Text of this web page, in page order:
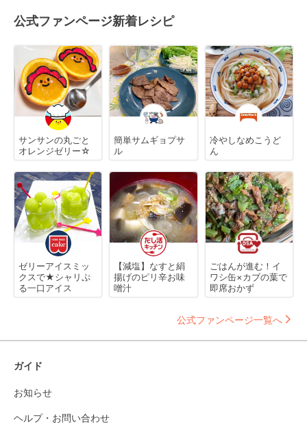
公式ファンページ新着レシピ
サンサンの丸ごと
オレンジゼリー☆
簡単サムギョプサ
ル
冷やしなめこうど
ん
ゼリーアイスミッ
クスで★シャリぷ
る一口アイス
【減塩】なすと絹
揚げのピリ辛お味
噌汁
ごはんが進む！イ
ワシ缶×カブの葉で
即席おかず
公式ファンページ一覧へ
ガイド
お知らせ
ヘルプ・お問い合わせ